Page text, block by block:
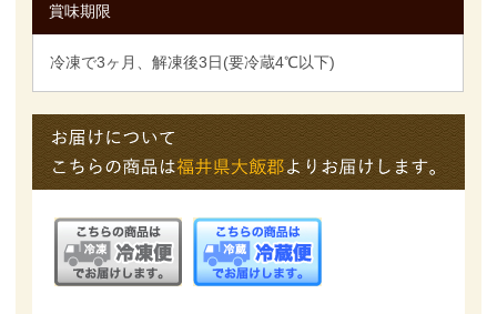
賞味期限
冷凍で3ヶ月、解凍後3日(要冷蔵4℃以下)